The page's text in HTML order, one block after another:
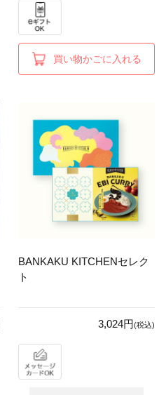
買い物かごに入れる
BANKAKU KITCHENセレク
ト
3,024円(税込)